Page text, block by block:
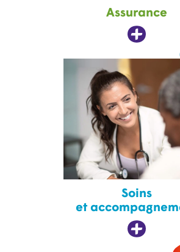
Assurance
Soins
et